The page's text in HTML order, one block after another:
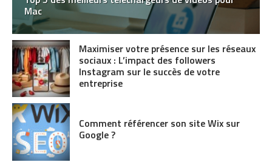
Mac
Maximiser votre présence sur les réseaux
sociaux : L’impact des followers
Instagram sur le succès de votre
entreprise
Comment référencer son site Wix sur
Google ?